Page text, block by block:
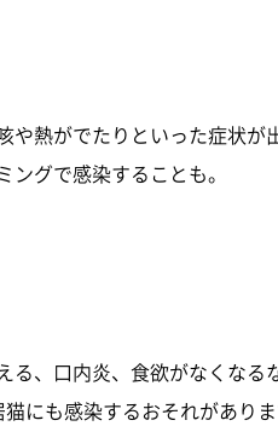
熱がでたりといった症状が
グで感染することも。
、口内炎、食欲がなくなる
にも感染するおそれがありま